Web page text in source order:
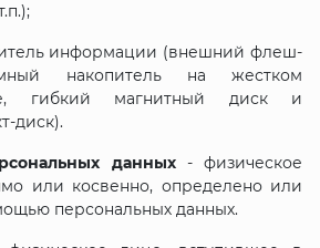
информации (внешний флеш-
накопитель на жестком
гибкий магнитный диск и
диск).
данных - физическое
или косвенно, определено или
персональных данных.